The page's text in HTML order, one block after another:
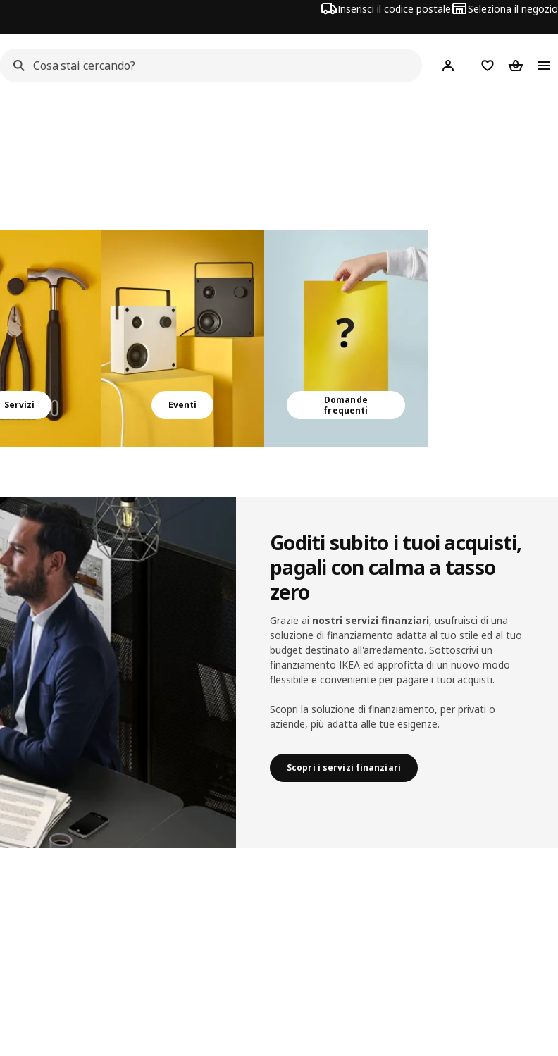
Inserisci il codice postale Seleziona il negozio
Hej! AccediLista deiCarrello
Servizi Eventi
Domande
frequenti
Goditi subito i tuoi acquisti,
pagali con calma a tasso
zero
Grazie ai nostri servizi finanziari, usufruisci di una
soluzione di finanziamento adatta al tuo stile ed al tuo
budget destinato all'arredamento. Sottoscrivi un
finanziamento IKEA ed approfitta di un nuovo modo
flessibile e conveniente per pagare i tuoi acquisti.
Scopri la soluzione di finanziamento, per privati o
aziende, più adatta alle tue esigenze.
Scopri i servizi finanziari